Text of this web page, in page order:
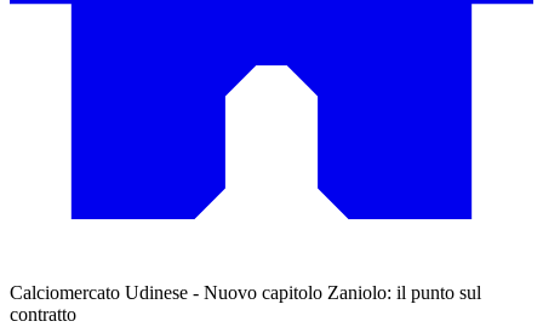
Calciomercato Udinese - Nuovo capitolo Zaniolo: il punto sul
contratto